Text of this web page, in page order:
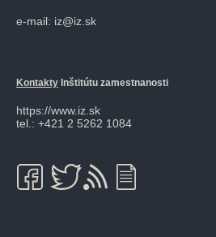
e-mail: iz@iz.sk
Kontakty Inštitútu zamestnanosti
https://www.iz.sk
tel.: +421 2 5262 1084